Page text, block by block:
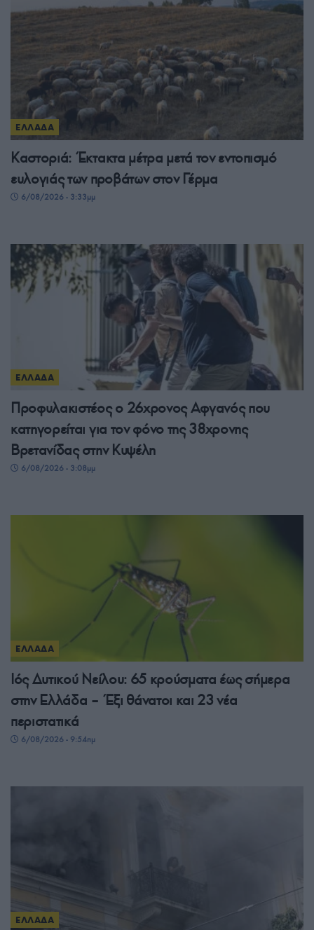
ΕΛΛΑΔΑ
Καστοριά: Έκτακτα μέτρα μετά τον εντοπισμό
ευλογιάς των προβάτων στον Γέρμα
6/08/2026 - 3:33μμ
ΕΛΛΑΔΑ
Προφυλακιστέος ο 26χρονος Αφγανός που
κατηγορείται για τον φόνο της 38χρονης
Βρετανίδας στην Κυψέλη
6/08/2026 - 3:08μμ
ΕΛΛΑΔΑ
Ιός Δυτικού Νείλου: 65 κρούσματα έως σήμερα
στην Ελλάδα – Έξι θάνατοι και 23 νέα
περιστατικά
6/08/2026 - 9:54πμ
ΕΛΛΑΔΑ